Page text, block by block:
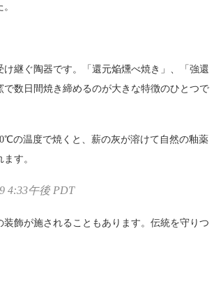
継ぐ陶器です。「還元焔燻べ焼き」、「強還
数日間焼き締めるのが大きな特徴のひとつで
の温度で焼くと、薪の灰が溶けて自然の釉薬
す。
4:33午後 PDT
飾が施されることもあります。伝統を守りつ